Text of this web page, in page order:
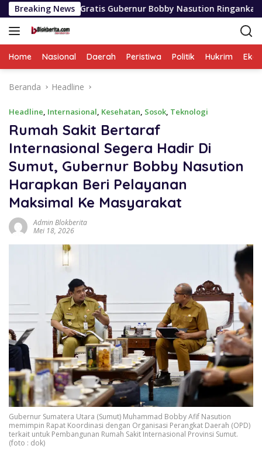
Langsung
ke
konten
Breaking News
Gratis Gubernur Bobby Nasution Ringankan Beban Orang
Home Nasional Daerah Peristiwa Politik Hukrim
Beranda Headline
Headline, Internasional, Kesehatan, Sosok, Teknologi
Rumah Sakit Bertaraf
Internasional Segera Hadir Di
Sumut, Gubernur Bobby Nasution
Harapkan Beri Pelayanan
Maksimal Ke Masyarakat
Admin Blokberita
Mei 18, 2026
Gubernur Sumatera Utara (Sumut) Muhammad Bobby Afif Nasution
memimpin Rapat Koordinasi dengan Organisasi Perangkat Daerah (OPD)
terkait untuk Pembangunan Rumah Sakit Internasional Provinsi Sumut.
(foto : dok)